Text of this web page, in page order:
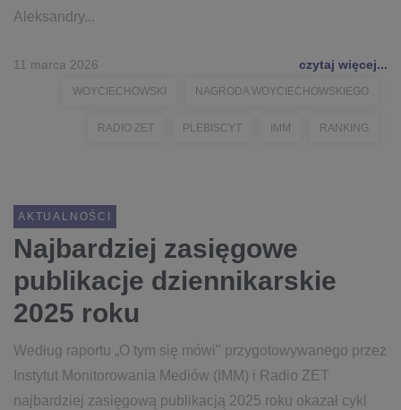
Aleksandry...
11 marca 2026 czytaj więcej...
WOYCIECHOWSKI NAGRODA WOYCIECHOWSKIEGO
RADIO ZET PLEBISCYT IMM RANKING
AKTUALNOŚCI
Najbardziej zasięgowe
publikacje dziennikarskie
2025 roku
Według raportu „O tym się mówi" przygotowywanego przez
Instytut Monitorowania Mediów (IMM) i Radio ZET
najbardziej zasięgową publikacją 2025 roku okazał cykl